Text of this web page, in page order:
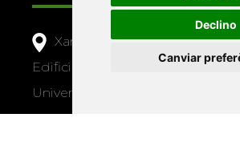
Declino
Canviar
Xarxa Vives d'Universitats
Edifici Àgora
Universitat Jaume I, local 10
Av. de Vicent Sos Baynat, s/n